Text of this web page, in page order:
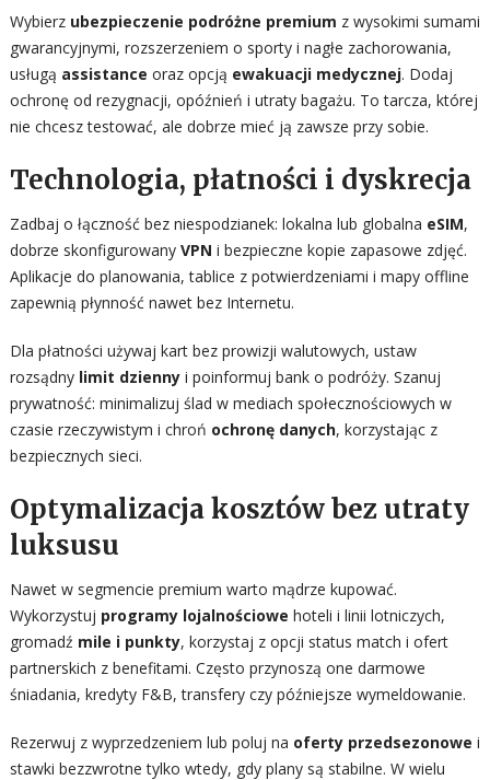
Wybierz ubezpieczenie podróżne premium z wysokimi sumami
gwarancyjnymi, rozszerzeniem o sporty i nagłe zachorowania,
usługą assistance oraz opcją ewakuacji medycznej. Dodaj
ochronę od rezygnacji, opóźnień i utraty bagażu. To tarcza, której
nie chcesz testować, ale dobrze mieć ją zawsze przy sobie.
Technologia, płatności i dyskrecja
Zadbaj o łączność bez niespodzianek: lokalna lub globalna eSIM,
dobrze skonfigurowany VPN i bezpieczne kopie zapasowe zdjęć.
Aplikacje do planowania, tablice z potwierdzeniami i mapy offline
zapewnią płynność nawet bez Internetu.
Dla płatności używaj kart bez prowizji walutowych, ustaw
rozsądny limit dziennyi poinformuj bank o podróży. Szanuj
prywatność: minimalizuj ślad w mediach społecznościowych w
czasie rzeczywistym i chroń ochronę danych, korzystając z
bezpiecznych sieci.
Optymalizacja kosztów bez utraty
luksusu
Nawet w segmencie premium warto mądrze kupować.
Wykorzystuj programy lojalnościowe hoteli i linii lotniczych,
gromadź mile i punkty, korzystaj z opcji status match i ofert
partnerskich z benefitami. Często przynoszą one darmowe
śniadania, kredyty F&B, transfery czy późniejsze wymeldowanie.
Rezerwuj z wyprzedzeniem lub poluj na oferty przedsezonowe i
stawki bezzwrotne tylko wtedy, gdy plany są stabilne. W wielu